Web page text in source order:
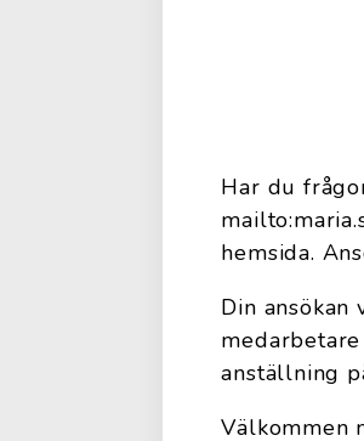
Har du
hemsida.
Din
anställning
Välkommen